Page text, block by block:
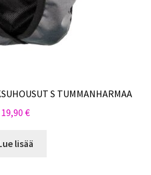
S TUMMANHARMAA
19,90 €
lisää